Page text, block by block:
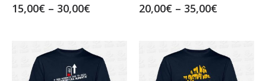
15,00€ – 30,00€ 20,00€ – 35,00€